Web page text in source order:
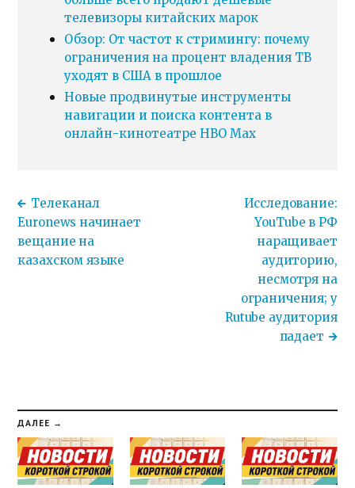
телевизоры китайских марок
Обзор: От частот к стримингу: почему
ограничения на процент владения ТВ
уходят в США в прошлое
Новые продвинутые инструменты
навигации и поиска контента в
онлайн-кинотеатре HBO Max
Телеканал
Euronews начинает
вещание на
казахском языке
Исследование:
YouTube в РФ
наращивает
аудиторию,
несмотря на
ограничения; у
Rutube аудитория
падает
ДАЛЕЕ →